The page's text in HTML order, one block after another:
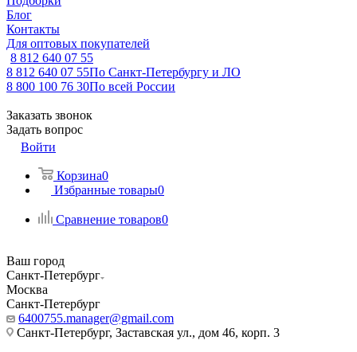
Блог
Контакты
Для оптовых покупателей
8 812 640 07 55
8 812 640 07 55По Санкт-Петербургу и ЛО
8 800 100 76 30По всей России
Заказать звонок
Задать вопрос
Войти
Корзина0
Избранные товары0
Сравнение товаров0
Ваш город
Санкт-Петербург
Москва
Санкт-Петербург
6400755.manager@gmail.com
Санкт-Петербург, Заставская ул., дом 46, корп. 3